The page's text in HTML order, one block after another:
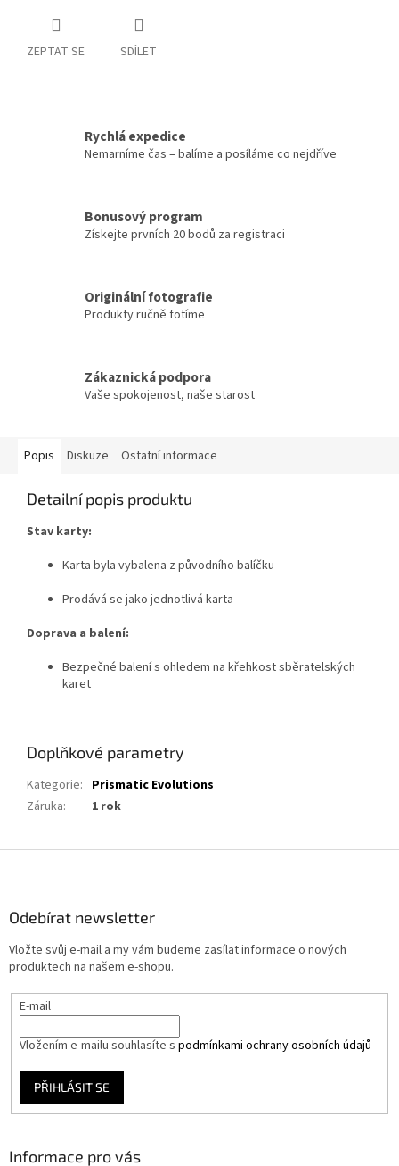
ZEPTAT SE SDÍLET
Rychlá expedice
Nemarníme čas – balíme a posíláme co nejdříve
Bonusový program
Získejte prvních 20 bodů za registraci
Originální fotografie
Produkty ručně fotíme
Zákaznická podpora
Vaše spokojenost, naše starost
Popis Diskuze Ostatní informace
Detailní popis produktu
Stav karty:
Karta byla vybalena z původního balíčku
Prodává se jako jednotlivá karta
Doprava a balení:
Bezpečné balení s ohledem na křehkost sběratelských
karet
Doplňkové parametry
Kategorie: Prismatic Evolutions
Záruka: 1 rok
Odebírat newsletter
Vložte svůj e-mail a my vám budeme zasílat informace o nových
produktech na našem e-shopu.
E-mail
Vložením e-mailu souhlasíte s podmínkami ochrany osobních údajů
PŘIHLÁSIT SE
Informace pro vás